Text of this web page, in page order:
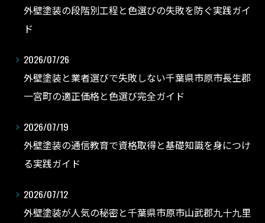
外壁塗装の段階別工程と色選びの失敗を防ぐ実践ガイ
ド
2026/07/26
外壁塗装と業者選びで失敗しない千葉県市原市長生郡
一宮町の適正価格と色選び完全ガイド
2026/07/19
外壁塗装の通信教育で資格取得と基礎知識を身につけ
る実践ガイド
2026/07/12
外壁塗装が人気の秘密と千葉県市原市山武郡九十九里